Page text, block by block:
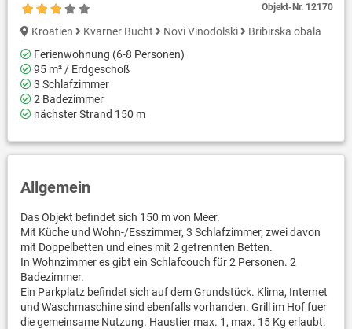
Objekt-Nr. 12170
Kroatien Kvarner Bucht Novi Vinodolski
Bribirska obala
Ferienwohnung (6-8 Personen)
95 m² / Erdgeschoß
3 Schlafzimmer
2 Badezimmer
nächster Strand 150 m
Allgemein
Das Objekt befindet sich 150 m von Meer.
Mit Küche und Wohn-/Esszimmer, 3 Schlafzimmer, zwei davon
mit Doppelbetten und eines mit 2 getrennten Betten.
In Wohnzimmer es gibt ein Schlafcouch für 2 Personen. 2
Badezimmer.
Ein Parkplatz befindet sich auf dem Grundstück. Klima, Internet
und Waschmaschine sind ebenfalls vorhanden. Grill im Hof fuer
die gemeinsame Nutzung. Haustier max. 1, max. 15 Kg erlaubt.